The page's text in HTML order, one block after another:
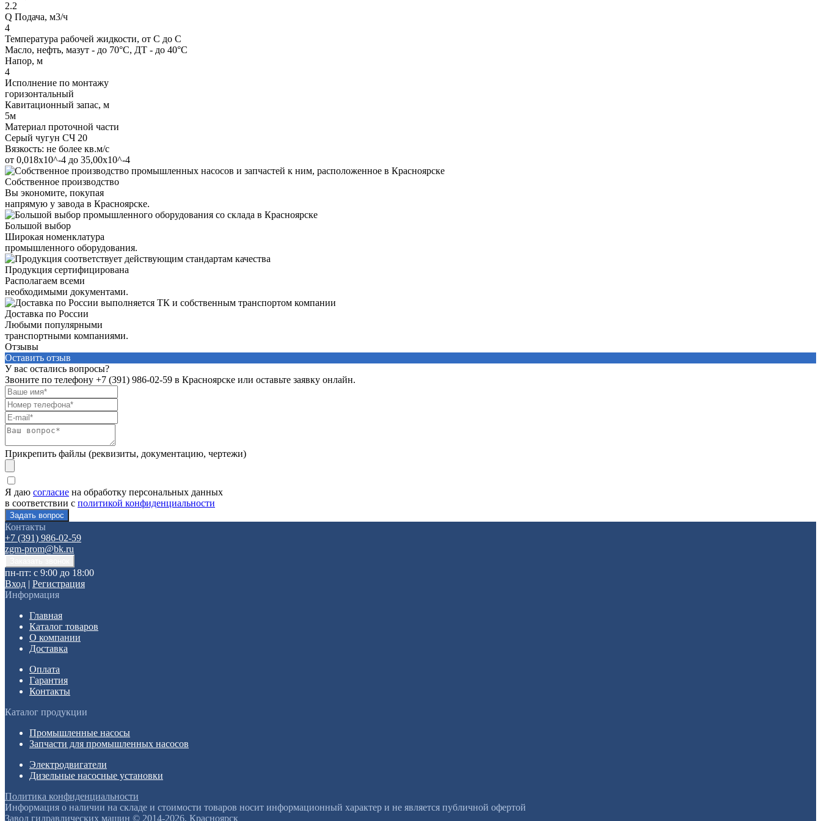
2.2
Q Подача, м3/ч
4
Температура рабочей жидкости, от С до С
Масло, нефть, мазут - до 70°С, ДТ - до 40°С
Напор, м
4
Исполнение по монтажу
горизонтальный
Кавитационный запас, м
5м
Материал проточной части
Серый чугун СЧ 20
Вязкость: не более кв.м/с
от 0,018х10^-4 до 35,00х10^-4
Собственное производство
Вы экономите, покупая
напрямую у завода в Красноярске.
Большой выбор
Широкая номенклатура
промышленного оборудования.
Продукция сертифицирована
Располагаем всеми
необходимыми документами.
Доставка по России
Любыми популярными
транспортными компаниями.
Отзывы
Оставить отзыв
У вас остались вопросы?
Звоните по телефону +7 (391) 986-02-59 в Красноярске или оставьте заявку онлайн.
Прикрепить файлы (реквизиты, документацию, чертежи)
Я даю согласие на обработку персональных данных
в соответствии с политикой конфиденциальности
Контакты
+7 (391) 986-02-59
zgm-prom@bk.ru
пн-пт: с 9:00 до 18:00
Вход | Регистрация
Информация
Главная
Каталог товаров
О компании
Доставка
Оплата
Гарантия
Контакты
Каталог продукции
Промышленные насосы
Запчасти для промышленных насосов
Электродвигатели
Дизельные насосные установки
Политика конфиденциальности
Информация о наличии на складе и стоимости товаров носит информационный характер и не является публичной офертой
Завод гидравлических машин © 2014-2026, Красноярск